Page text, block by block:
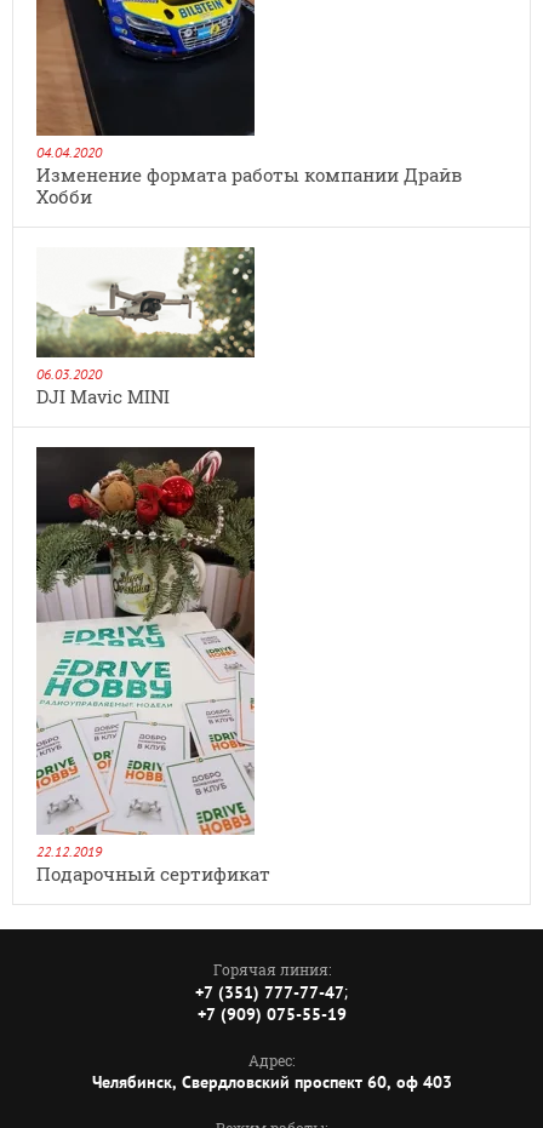
04.04.2020
Изменение формата работы компании Драйв
Хобби
06.03.2020
DJI Mavic MINI
22.12.2019
Подарочный сертификат
Горячая линия:
+7 (351) 777-77-47;
+7 (909) 075-55-19
Адрес:
Челябинск, Свердловский проспект 60, оф 403